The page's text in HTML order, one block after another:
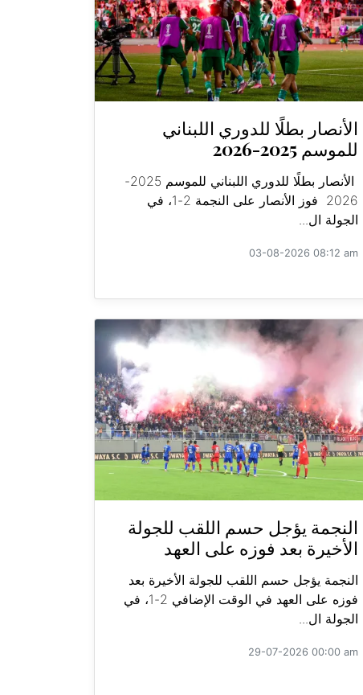
الأنصار بطلًا للدوري اللبناني
للموسم 2025-2026
الأنصار بطلًا للدوري اللبناني للموسم 2025-
2026 فوز الأنصار على النجمة 2-1، في
الجولة ال...
03-08-2026 08:12 am
النجمة يؤجل حسم اللقب للجولة
الأخيرة بعد فوزه على العهد
النجمة يؤجل حسم اللقب للجولة الأخيرة بعد
فوزه على العهد في الوقت الإضافي 2-1، في
الجولة ال...
29-07-2026 00:00 am